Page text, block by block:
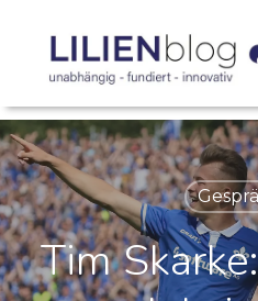
content
Tim